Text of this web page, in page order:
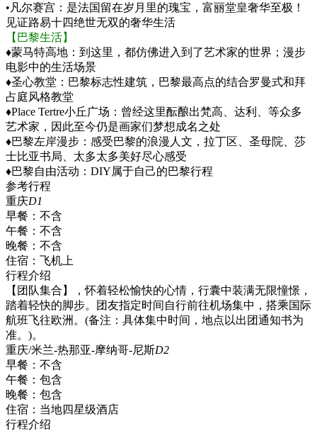
•凡尔赛宫：是法国留在岁月里的瑰宝，富丽堂皇奢华至极！
见证路易十四绝世无双的奢华生活
【巴黎生活】
♦蒙马特高地：到这里，都仿佛进入到了艺术家的世界；漫步
电影中的生活场景
♦圣心教堂：巴黎标志性建筑，巴黎最高点的结合罗曼式和拜
占庭风格教堂
♦Place Tertre小丘广场：曾经这里酝酿出梵高、达利、等众多
艺术家，因此至今仍是画家们梦想成名之处
♦巴黎左岸漫步：感受巴黎的浪漫人文，拉丁区、圣母院、莎
士比亚书局、太多太多美好尽心感受
♦巴黎自由活动：DIY属于自己的巴黎行程
参考行程
重庆D1
早餐： 不含
午餐： 不含
晚餐： 不含
住宿： 飞机上
行程介绍
【团队集合】，怀着轻松愉快的心情，行囊中装满无限憧憬，
踏着轻快的脚步。团友指定时间自行前往机场集中，搭乘国际
航班飞往欧洲。(备注：具体集中时间，地点以出团通知书为
准。)。
重庆/米兰-热那亚-摩纳哥-尼斯D2
早餐： 不含
午餐： 包含
晚餐： 包含
住宿： 当地四星级酒店
行程介绍